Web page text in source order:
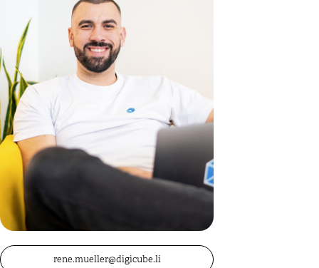
rene.mueller@digicube.li